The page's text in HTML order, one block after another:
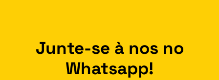
Junte-se à nos no
Whatsapp!